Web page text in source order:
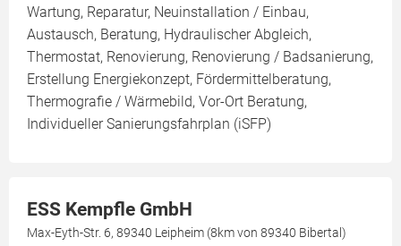
Wartung, Reparatur, Neuinstallation / Einbau,
Austausch, Beratung, Hydraulischer Abgleich,
Thermostat, Renovierung, Renovierung / Badsanierung,
Erstellung Energiekonzept, Fördermittelberatung,
Thermografie / Wärmebild, Vor-Ort Beratung,
Individueller Sanierungsfahrplan (iSFP)
ESS Kempfle GmbH
Max-Eyth-Str. 6, 89340 Leipheim (8km von 89340 Bibertal)